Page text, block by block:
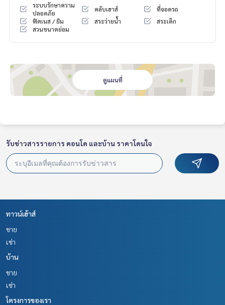
**เรามีบริการจัดสินเชื่อให้ฟรี พร้อมยินดีให้คำปรึกษา มีให้เลือกทุ
กธนาคาร**
**พร้อมอัตราดอกเบี้ยพิเศษ และ วงเงินสูงสุด 90-100% ของราคา
ประเมิน**
สนใจสอบถามข้อมูลเพิ่มเติม หรือ นัดชมบ้านได้ที่
Tel :0830386244แอน (รหัสตัวแทน 2890)
Line ID : ann0830386244
Tel :0836085580
เบิร์ด (รหัสตัวแทน 2890-1)
Callcenter :02-047-4282
สนใจดูทรัพย์อื่นๆ เพิ่มเติม มากกว่า 3,000 รายการ
www.tb.co.th
ยี และ นวัตกรรมที่สร้างสรรค์ เพื่อส่งมอบบริการที่ดีที่สุดเพื่อคุณ ใ
ห้บริการด้าน ซื้อ ขาย เช่า อสังหาริมทรัพย์
ระบบรักษาความ
ปลอดภัย
คลับเฮาส์
ที่จอดรถ
ฟิตเนส / ยิม
สระว่ายน้ำ
สระเด็ก
สวนขนาดย่อม
ดูแผนที่
รับข่าวสารรายการ คอนโด และบ้าน ราคาโดนใจ
ทาวน์เฮ้าส์
ขาย
เช่า
บ้าน
ขาย
เช่า
โครงการของเรา